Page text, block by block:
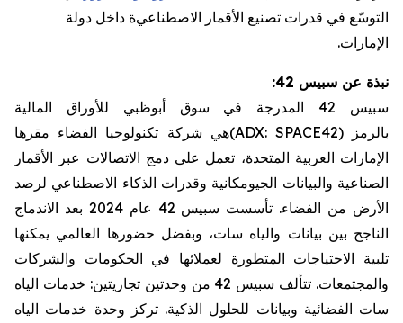
التوسّع في قدرات تصنيع الأقمار الاصطناعية داخل دولة
الإمارات.
نبذة عن سبيس 42:
سبيس 42 المدرجة في سوق أبوظبي للأوراق المالية
بالرمز
(ADX: SPACE42)هي شركة تكنولوجيا الفضاء مقرها
الإمارات العربية المتحدة، تعمل على دمج الاتصالات عبر الأقمار
الصناعية والبيانات الجيومكانية وقدرات الذكاء الاصطناعي لرصد
الأرض من الفضاء.
تأسست سبيس 42 عام 2024 بعد الاندماج
الناجح بين بيانات والياه سات، وبفضل حضورها العالمي يمكنها
تلبية الاحتياجات المتطورة لعملائها في الحكومات والشركات
والمجتمعات.
تتألف سبيس 42 من وحدتين تجاريتين: خدمات الياه
سات الفضائية وبيانات للحلول الذكية. تركز وحدة خدمات الياه